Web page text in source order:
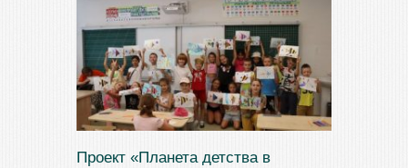
Проект «Планета детства в